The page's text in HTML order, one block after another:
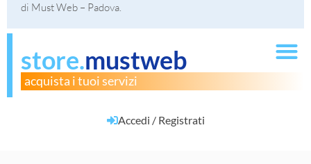
di Must Web – Padova.
store.mustweb
acquista i tuoi servizi
Accedi / Registrati